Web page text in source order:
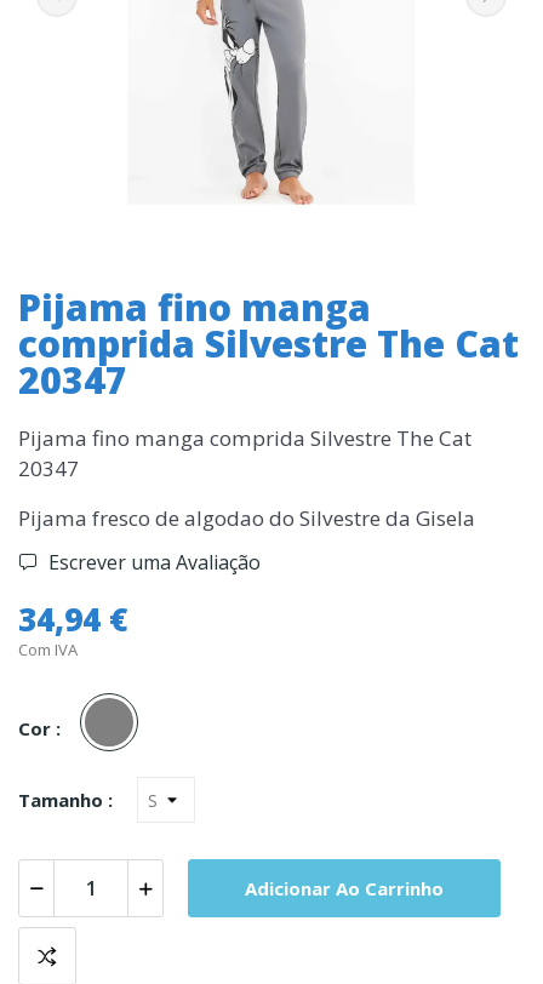
Pijama fino manga
comprida Silvestre The Cat
20347
Pijama fino manga comprida Silvestre The Cat
20347
Pijama fresco de algodao do Silvestre da Gisela
Escrever uma Avaliação
34,94 €
Com IVA
Cor :
Cinza
Tamanho :
Adicionar Ao Carrinho